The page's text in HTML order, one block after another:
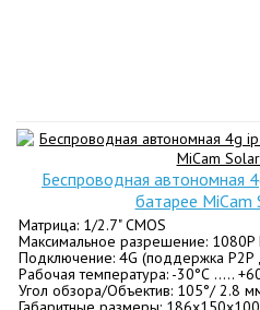
Беспроводная автономная
батарее MiCam
Матрица: 1/2.7" CMOS
Максимальное разрешение:
Подключение: 4G (поддержка P2P
Рабочая температура: -30°С …..
Угол обзора/Объектив: 105°/ 2.8